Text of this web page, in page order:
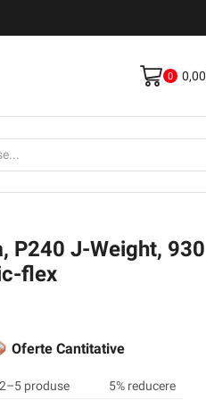
0 0,00
P240 J-Weight, 930
flex
Oferte Cantitative
2–5 produse
5% reducere